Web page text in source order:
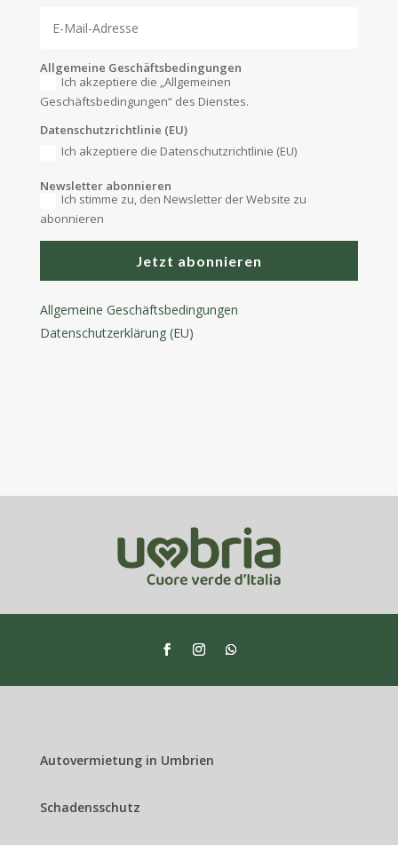
Allgemeine Geschäftsbedingungen
Ich akzeptiere die „Allgemeinen
Geschäftsbedingungen“ des Dienstes.
Datenschutzrichtlinie (EU)
Ich akzeptiere die Datenschutzrichtlinie (EU)
Newsletter abonnieren
Ich stimme zu, den Newsletter der Website zu
abonnieren
Jetzt abonnieren
Allgemeine Geschäftsbedingungen
Datenschutzerklärung (EU)
Autovermietung in Umbrien
Schadensschutz